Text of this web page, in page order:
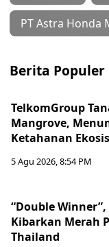
PT Astra Honda
Berita Populer
TelkomGroup
Mangrove,
Ketahanan
5 Agu 2026, 8:54 PM
“Double
Kibarkan Merah
Thailand